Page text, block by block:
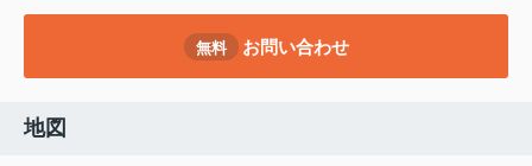
無料 お問い合わせ
地図